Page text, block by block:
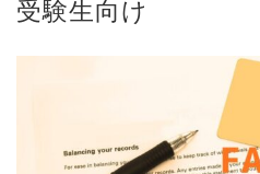
受験生向け